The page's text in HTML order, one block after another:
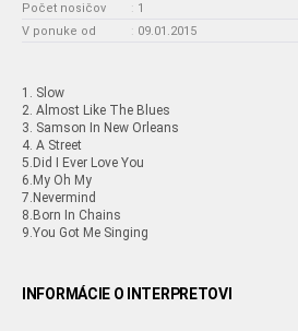
Počet nosičov
: 1
V ponuke od
: 09.01.2015
1. Slow
2. Almost Like The Blues
3. Samson In New Orleans
4. A Street
5.Did I Ever Love You
6.My Oh My
7.Nevermind
8.Born In Chains
9.You Got Me Singing
INFORMÁCIE O INTERPRETOVI